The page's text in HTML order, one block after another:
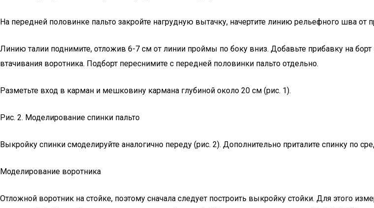
На передней половинке пальто закройте нагрудную вытачку, начертите линию рельефного шва
Линию талии поднимите, отложив 6-7 см от линии проймы по боку вниз. Добавьте прибавку на
втачивания воротника. Подборт переснимите с передней половинки пальто отдельно.
Разметьте вход в карман и мешковину кармана глубиной около 20 см (рис. 1).
Рис. 2. Моделирование спинки пальто
Выкройку спинки смоделируйте аналогично переду (рис. 2). Дополнительно приталите спинку по
Моделирование воротника
Отложной воротник на стойке, поэтому сначала следует построить выкройку стойки. Для этого